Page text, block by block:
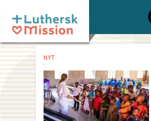
main
content
NYT